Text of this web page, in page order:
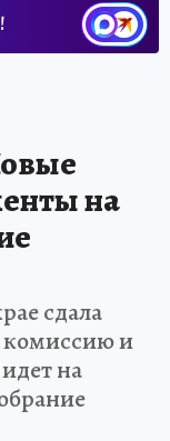
на
сдала
комиссию и
на